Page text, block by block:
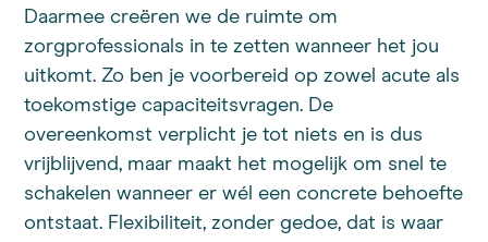
Daarmee creëren we de ruimte om
zorgprofessionals in te zetten wanneer het jou
uitkomt. Zo ben je voorbereid op zowel acute als
toekomstige capaciteitsvragen. De
overeenkomst verplicht je tot niets en is dus
vrijblijvend, maar maakt het mogelijk om snel te
schakelen wanneer er wél een concrete behoefte
ontstaat. Flexibiliteit, zonder gedoe, dat is waar